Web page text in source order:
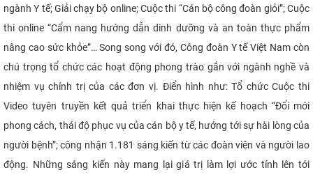
ngành Y tế; Giải chạy bộ online; Cuộc thi “Cán bộ công đoàn giỏi”; Cuộc
thi online “Cẩm nang hướng dẫn dinh dưỡng và an toàn thực phẩm
nâng cao sức khỏe”… Song song với đó, Công đoàn Y tế Việt Nam còn
chú trọng tổ chức các hoạt động phong trào gắn với ngành nghề và
nhiệm vụ chính trị của các đơn vị. Điển hình như: Tổ chức Cuộc thi
Video tuyên truyền kết quả triển khai thực hiện kế hoạch “Đổi mới
phong cách, thái độ phục vụ của cán bộ y tế, hướng tới sự hài lòng của
người bệnh”; công nhận 1.181 sáng kiến từ các đoàn viên và người lao
động. Những sáng kiến này mang lại giá trị làm lợi ước tính lên tới